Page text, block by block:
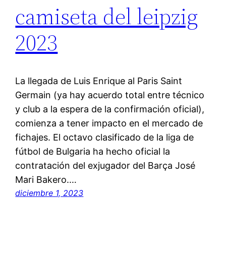
camiseta del leipzig
2023
La llegada de Luis Enrique al Paris Saint
Germain (ya hay acuerdo total entre técnico
y club a la espera de la confirmación oficial),
comienza a tener impacto en el mercado de
fichajes. El octavo clasificado de la liga de
fútbol de Bulgaria ha hecho oficial la
contratación del exjugador del Barça José
Mari Bakero.…
diciembre 1, 2023